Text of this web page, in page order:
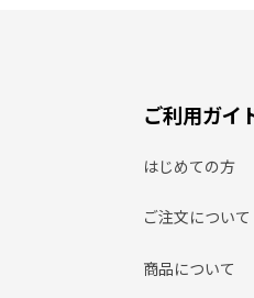
ご利用ガイ
はじめての方
ご注文について
商品について